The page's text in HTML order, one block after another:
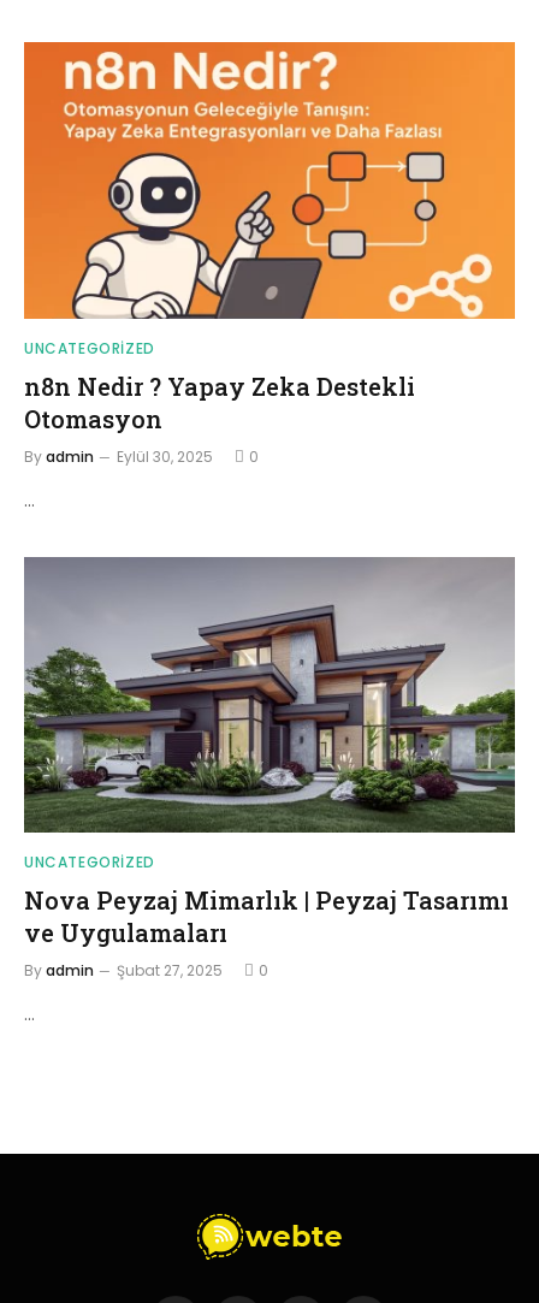
UNCATEGORIZED
n8n Nedir ? Yapay Zeka Destekli
Otomasyon
Byadmin Eylül 30, 2025 0
…
UNCATEGORIZED
Nova Peyzaj Mimarlık | Peyzaj Tasarımı
ve Uygulamaları
Byadmin Şubat 27, 2025 0
…